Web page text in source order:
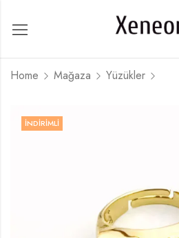
Home Mağaza Yüzükler
İNDIRIMLI